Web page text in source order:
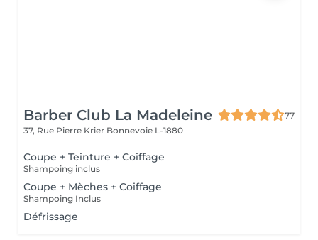
Barber Club La Madeleine
77
37, Rue Pierre Krier Bonnevoie L-1880
Coupe + Teinture + Coiffage
Shampoing inclus
Coupe + Mèches + Coiffage
Shampoing Inclus
Défrissage